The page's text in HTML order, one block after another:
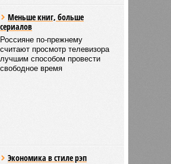
Меньше книг, больше
сериалов
Россияне по-прежнему
считают просмотр телевизора
лучшим способом провести
свободное время
Экономика в стиле рэп